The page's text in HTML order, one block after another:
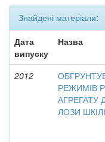
Знайдені матеріали:
Дата
випуску
Назва
2012
РЕЖИМІВ
АГРЕГАТУ
ЛОЗИ